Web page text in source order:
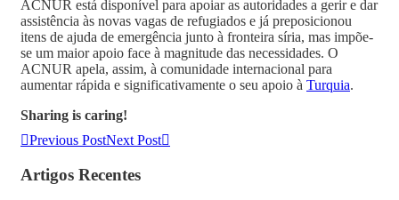
ACNUR está disponível para apoiar as autoridades a gerir e dar
assistência às novas vagas de refugiados e já preposicionou
itens de ajuda de emergência junto à fronteira síria, mas impõe-
se um maior apoio face à magnitude das necessidades. O
ACNUR apela, assim, à comunidade internacional para
aumentar rápida e significativamente o seu apoio à Turquia.
Sharing is caring!
Previous PostNext Post
Artigos Recentes